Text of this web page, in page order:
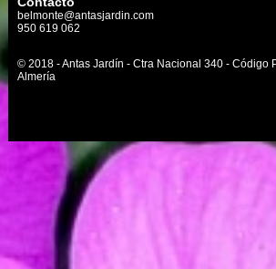
belmonte@antasjardin.com
950 619 062
© 2018 - Antas Jardín - Ctra Nacional 340 - Código
Almería